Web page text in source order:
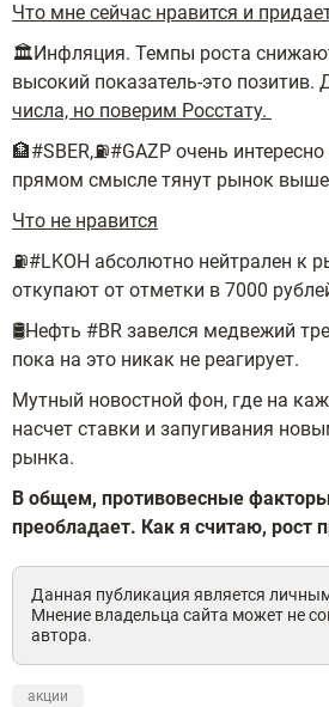
Что мне сейчас нравится и
🏛Инфляция. Темпы роста
высокий показатель-это позитив.
числа, но поверим Росстату.
🏦#SBER,⛽️#GAZP очень
прямом смысле тянут рынок
Что не нравится
⛽️#LKOH абсолютно нейтрален к
откупают от отметки в 7000
🛢Нефть #BR завелся медвежий
пока на это никак не реагирует.
Мутный новостной фон, где на
насчет ставки и запугивания
рынка.
В общем, противовесные
преобладает. Как я считаю, рост
Данная публикация является
Мнение владельца сайта может не
автора.
акции